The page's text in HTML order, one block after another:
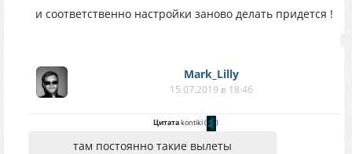
и соответственно настройки заново делать придется !
Mark_Lilly
15.07.2019 в 18:46
Цитатаkontiki( )
там постоянно такие вылеты